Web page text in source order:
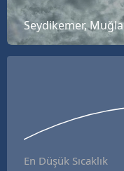
Seydikemer, Muğla
En Düşük Sıcaklık